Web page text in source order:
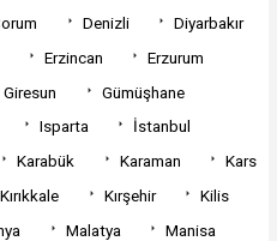
Denizli
Diyarbakır
Erzincan
Erzurum
Giresun
Gümüşhane
Isparta
İstanbul
Karabük Karaman
Kars
Kırıkkale Kırşehir
Kilis
Malatya
Manisa